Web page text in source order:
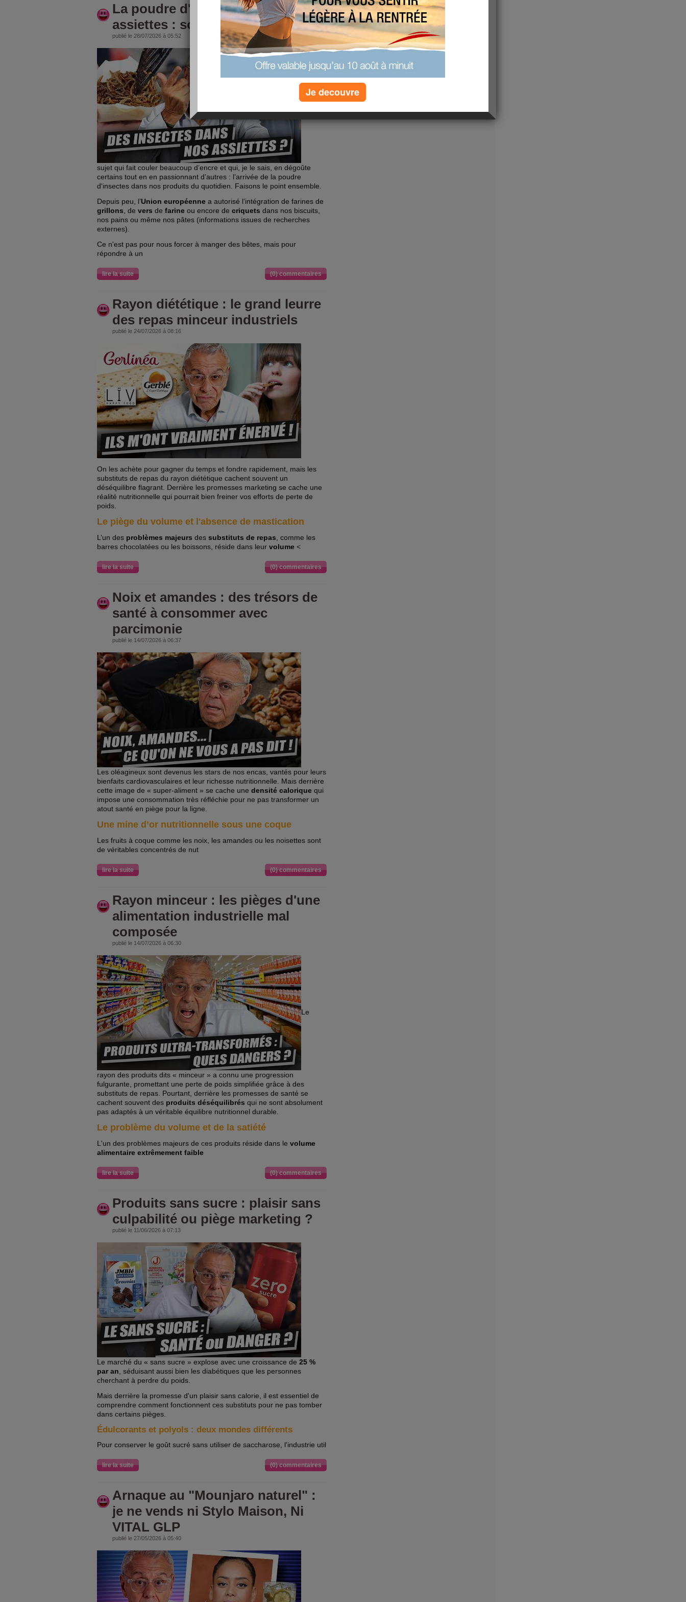
La poudre d'insectes dans nos
assiettes : sommes-nous prêts ?
publié le 28/07/2026 à 05:52
sujet qui fait couler beaucoup d’encre et qui, je le sais, en dégoûte
certains tout en en passionnant d’autres : l’arrivée de la poudre
d'insectes dans nos produits du quotidien. Faisons le point ensemble.
Depuis peu, l’Union européenne a autorisé l’intégration de farines de
grillons , de vers de farine ou encore de criquets dans nos biscuits,
nos pains ou même nos pâtes (informations issues de recherches
externes).
Ce n'est pas pour nous forcer à manger des bêtes, mais pour
répondre à un
lire la suite (0) commentaires
Rayon diététique : le grand leurre
des repas minceur industriels
publié le 24/07/2026 à 08:16
On les achète pour gagner du temps et fondre rapidement, mais les
substituts de repas du rayon diététique cachent souvent un
déséquilibre flagrant. Derrière les promesses marketing se cache une
réalité nutritionnelle qui pourrait bien freiner vos efforts de perte de
poids.
Le piège du volume et l'absence de mastication
L’un des problèmes majeurs des substituts de repas , comme les
barres chocolatées ou les boissons, réside dans leur volume <
lire la suite (0) commentaires
Noix et amandes : des trésors de
santé à consommer avec
parcimonie
publié le 14/07/2026 à 06:37
Les oléagineux sont devenus les stars de nos encas, vantés pour leurs
bienfaits cardiovasculaires et leur richesse nutritionnelle. Mais derrière
cette image de « super-aliment » se cache une densité calorique qui
impose une consommation très réfléchie pour ne pas transformer un
atout santé en piège pour la ligne.
Une mine d’or nutritionnelle sous une coque
Les fruits à coque comme les noix, les amandes ou les noisettes sont
de véritables concentrés de nut
lire la suite (0) commentaires
Rayon minceur : les pièges d'une
alimentation industrielle mal
composée
publié le 14/07/2026 à 06:30
Le
rayon des produits dits « minceur » a connu une progression
fulgurante, promettant une perte de poids simplifiée grâce à des
substituts de repas. Pourtant, derrière les promesses de santé se
cachent souvent des produits déséquilibrés qui ne sont absolument
pas adaptés à un véritable équilibre nutritionnel durable.
Le problème du volume et de la satiété
L'un des problèmes majeurs de ces produits réside dans le volume
alimentaire extrêmement faible
lire la suite (0) commentaires
Produits sans sucre : plaisir sans
culpabilité ou piège marketing ?
publié le 11/06/2026 à 07:13
Le marché du « sans sucre » explose avec une croissance de 25 %
par an , séduisant aussi bien les diabétiques que les personnes
cherchant à perdre du poids.
Mais derrière la promesse d'un plaisir sans calorie, il est essentiel de
comprendre comment fonctionnent ces substituts pour ne pas tomber
dans certains pièges.
Édulcorants et polyols : deux mondes différents
Pour conserver le goût sucré sans utiliser de saccharose, l'industrie util
lire la suite (0) commentaires
Arnaque au "Mounjaro naturel" :
je ne vends ni Stylo Maison, Ni
VITAL GLP
publié le 27/05/2026 à 05:40
Je decouvre